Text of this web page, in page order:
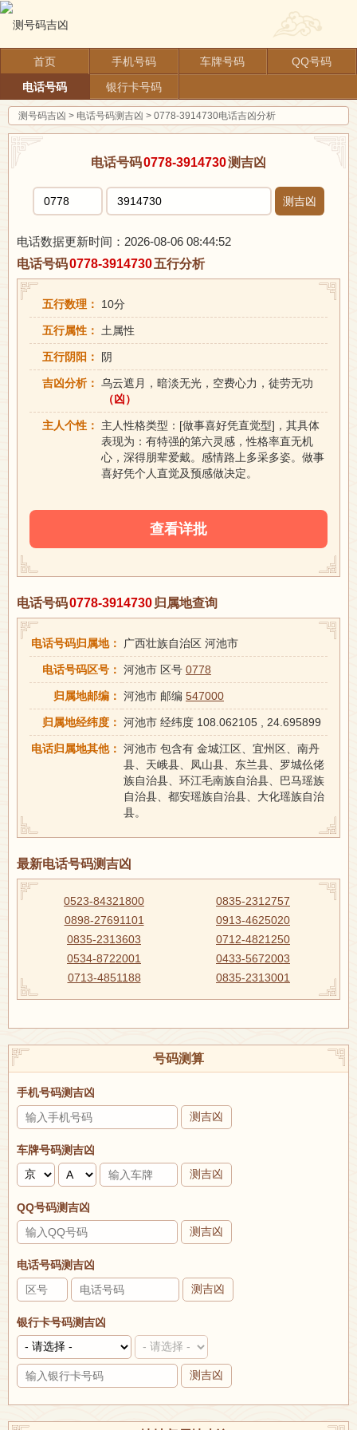
首页 手机号码 车牌号码
QQ号码
电话号码
银行卡号码
测号码吉凶 > 电话号码测吉凶 > 0778-3914730电话吉凶分析
电话号码0778-3914730测吉凶
测吉凶
电话数据更新时间：2026-08-06 08:44:52
电话号码0778-3914730五行分析
五行数理： 10分
五行属性： 土属性
五行阴阳： 阴
吉凶分析： 乌云遮月，暗淡无光，空费心力，徒劳无功
（凶）
主人个性：
主人性格类型：[做事喜好凭直觉型]，其具体
表现为：有特强的第六灵感，性格率直无机
心，深得朋辈爱戴。感情路上多采多姿。做事
喜好凭个人直觉及预感做决定。
查看详批
电话号码0778-3914730归属地查询
电话号码归属地： 广西壮族自治区 河池市
电话号码区号： 河池市 区号 0778
归属地邮编： 河池市 邮编 547000
归属地经纬度： 河池市 经纬度 108.062105 , 24.695899
电话归属地其他： 河池市 包含有 金城江区、宜州区、南丹
县、天峨县、凤山县、东兰县、罗城仫佬
族自治县、环江毛南族自治县、巴马瑶族
自治县、都安瑶族自治县、大化瑶族自治
县。
最新电话号码测吉凶
0523-84321800
0835-2312757
0898-27691101
0913-4625020
0835-2313603
0712-4821250
0534-8722001
0433-5672003
0713-4851188
0835-2313001
号码测算
手机号码测吉凶
测吉凶
车牌号码测吉凶
测吉凶
QQ号码测吉凶
测吉凶
电话号码测吉凶
测吉凶
银行卡号码测吉凶
测吉凶